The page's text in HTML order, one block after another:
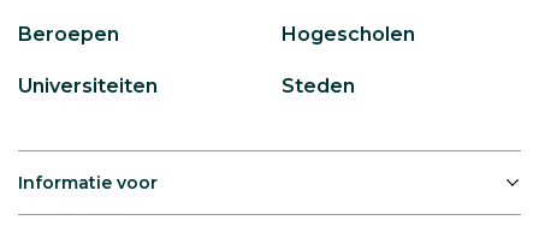
Beroepen Hogescholen
Universiteiten Steden
Informatie voor